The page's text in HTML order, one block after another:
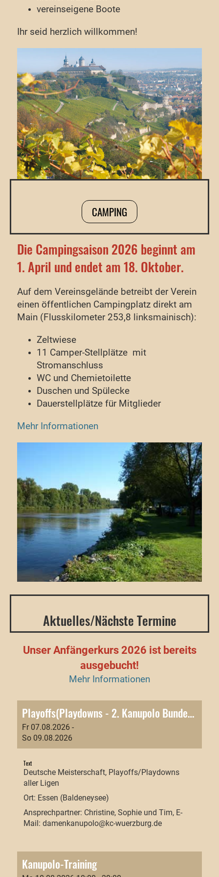
vereinseigene Boote
Ihr seid herzlich willkommen!
CAMPING
Die Campingsaison 2026 beginnt am
1. April und endet am 18. Oktober.
Auf dem Vereinsgelände betreibt der Verein
einen öffentlichen Campingplatz direkt am
Main (Flusskilometer 253,8 linksmainisch):
Zeltwiese
11 Camper-Stellplätze mit
Stromanschluss
WC und Chemietoilette
Duschen und Spülecke
Dauerstellplätze für Mitglieder
Mehr Informationen
Aktuelles/Nächste Termine
Unser Anfängerkurs 2026 ist bereits
ausgebucht!
Mehr Informationen
Playoffs(Playdowns - 2. Kanupolo Bundesliga Damen in Essen
Fr 07.08.2026 -
So 09.08.2026
Text
Deutsche Meisterschaft, Playoffs/Playdowns
aller Ligen
Ort: Essen (Baldeneysee)
Ansprechpartner: Christine, Sophie und Tim, E-
Mail: damenkanupolo@kc-wuerzburg.de
Kanupolo-Training